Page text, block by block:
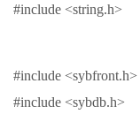
#include <string.h>
#include <sybfront.h>
#include <sybdb.h>